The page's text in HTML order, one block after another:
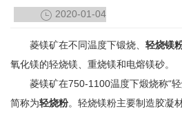
2020-01-04
菱镁矿在不同温度下锻烧、 轻烧镁
氧化镁的轻烧镁、重烧镁和电熔镁砂。
菱镁矿在750-1100温度下煅烧称“
简称为轻烧粉。轻烧镁粉主要制造胶凝